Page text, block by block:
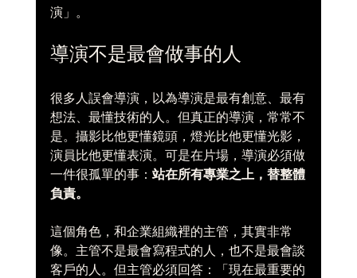
演」。
導演不是最會做事的人
很多人誤會導演，以為導演是最有創意、最有
想法、最懂技術的人。但真正的導演，常常不
是。攝影比他更懂鏡頭，燈光比他更懂光影，
演員比他更懂表演。可是在片場，導演必須做
一件很孤單的事：站在所有專業之上，替整體
負責。
這個角色，和企業組織裡的主管，其實非常
像。主管不是最會寫程式的人，也不是最會談
客戶的人。但主管必須回答：「現在最重要的